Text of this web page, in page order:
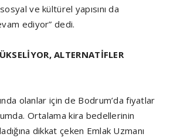
ve kültürel yapısını da
ediyor” dedi.
ALTERNATİFLER
olanlar için de Bodrum’da fiyatlar
Ortalama kira bedellerinin
dikkat çeken Emlak Uzmanı